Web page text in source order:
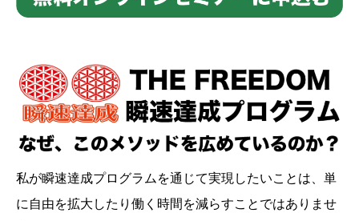
私が瞬速達成プログラムを通じて実現したいことは、単
に自由を拡大したり働く時間を減らすことではありませ